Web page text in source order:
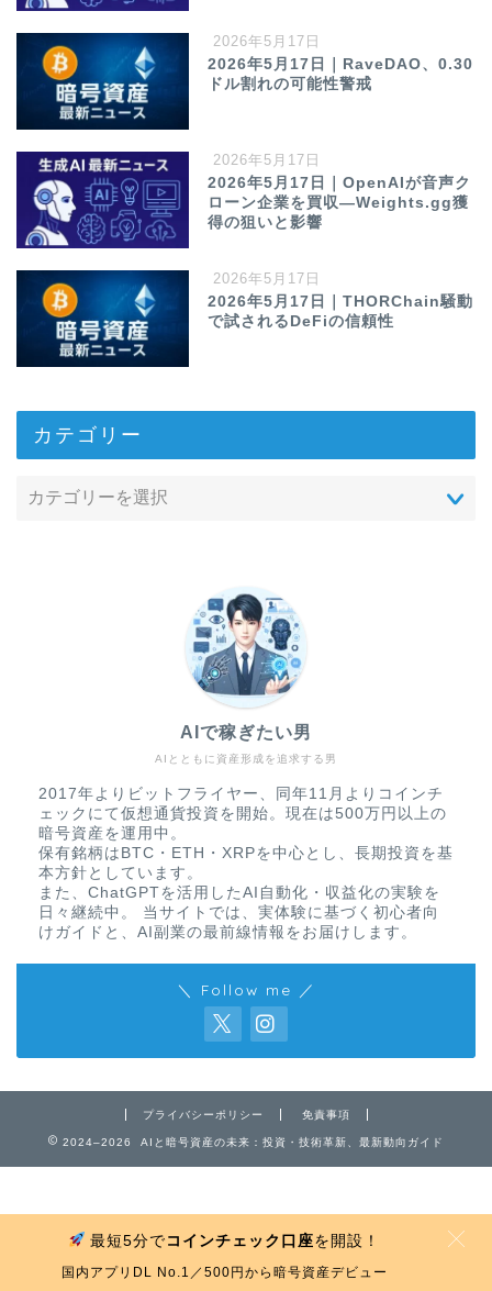
2026年5月17日
2026年5月17日｜RaveDAO、0.30
ドル割れの可能性警戒
2026年5月17日
2026年5月17日｜OpenAIが音声ク
ローン企業を買収—Weights.gg獲
得の狙いと影響
2026年5月17日
2026年5月17日｜THORChain騒動
で試されるDeFiの信頼性
カテゴリー
AIとともに資産形成を追求する男
AIで稼ぎたい男
2017年よりビットフライヤー、同年11月よりコインチ
ェックにて仮想通貨投資を開始。現在は500万円以上の
暗号資産を運用中。
保有銘柄はBTC・ETH・XRPを中心とし、長期投資を基
本方針としています。
また、ChatGPTを活用したAI自動化・収益化の実験を
日々継続中。 当サイトでは、実体験に基づく初心者向
けガイドと、AI副業の最前線情報をお届けします。
＼ Follow me ／
プライバシーポリシー 免責事項
2024–2026 AIと暗号資産の未来：投資・技術革新、最新動向ガイド
お問い合わせ
最短5分でコインチェック口座を開設！
国内アプリDL No.1／500円から暗号資産デビュー